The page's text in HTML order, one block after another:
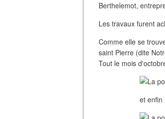
Berthelemot,
Les travaux furent
Comme elle se
saint Pierre (dite
Tout le mois
et enfin